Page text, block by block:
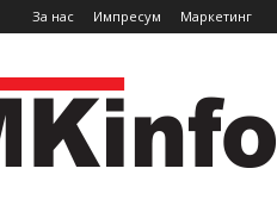
За нас Импресум Маркетинг